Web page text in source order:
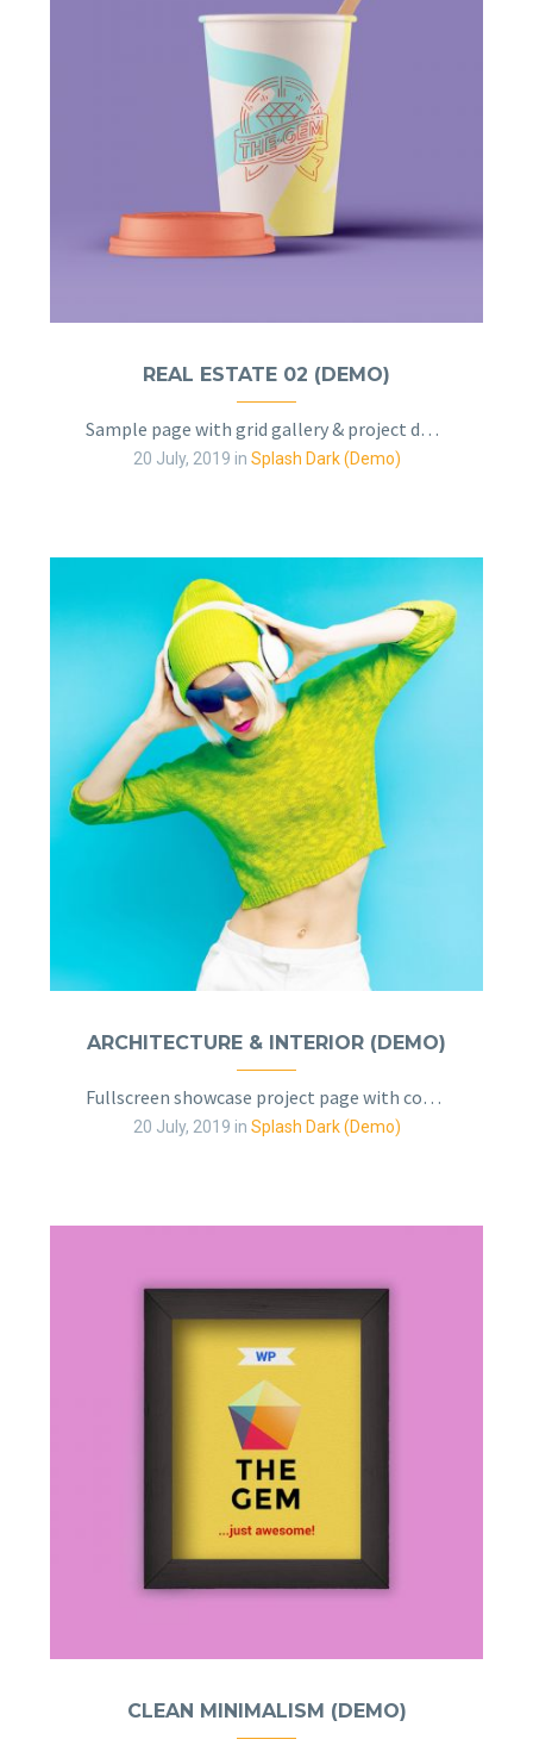
REAL ESTATE 02 (DEMO)
Sample page with grid gallery & project details
20 July, 2019 in Splash Dark (Demo)
ARCHITECTURE & INTERIOR (DEMO)
Fullscreen showcase project page with contact form
20 July, 2019 in Splash Dark (Demo)
CLEAN MINIMALISM (DEMO)